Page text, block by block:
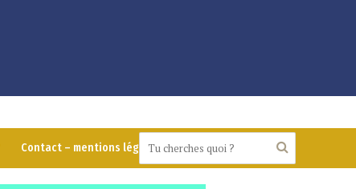
Contact – mentions légales